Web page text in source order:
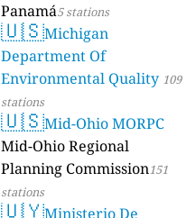
Panamá5 stations
🇺🇸Michigan
Department Of
Environmental Quality 109
stations
🇺🇸Mid-Ohio MORPC
Mid-Ohio Regional
Planning Commission151
stations
🇺🇾Ministerio De